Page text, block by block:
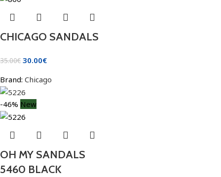
CHICAGO SANDALS
35.00€ 30.00€
Brand: Chicago
-46% New
OH MY SANDALS
5460 BLACK